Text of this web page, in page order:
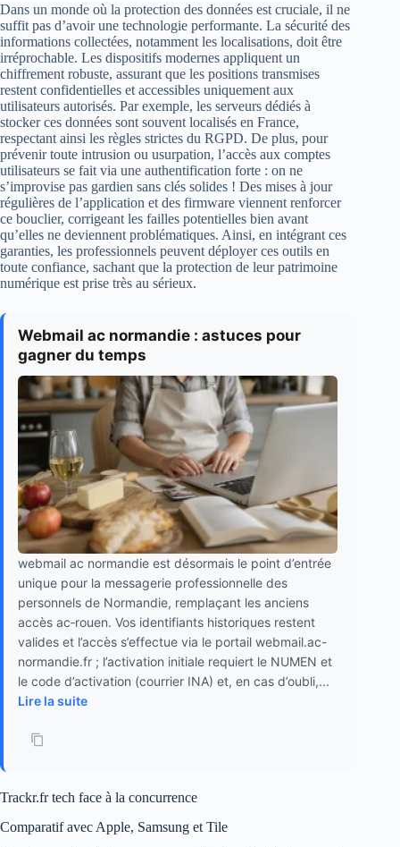
Dans un monde où la protection des données est cruciale, il ne
suffit pas d’avoir une technologie performante. La sécurité des
informations collectées, notamment les localisations, doit être
irréprochable. Les dispositifs modernes appliquent un
chiffrement robuste, assurant que les positions transmises
restent confidentielles et accessibles uniquement aux
utilisateurs autorisés. Par exemple, les serveurs dédiés à
stocker ces données sont souvent localisés en France,
respectant ainsi les règles strictes du RGPD. De plus, pour
prévenir toute intrusion ou usurpation, l’accès aux comptes
utilisateurs se fait via une authentification forte : on ne
s’improvise pas gardien sans clés solides ! Des mises à jour
régulières de l’application et des firmware viennent renforcer
ce bouclier, corrigeant les failles potentielles bien avant
qu’elles ne deviennent problématiques. Ainsi, en intégrant ces
garanties, les professionnels peuvent déployer ces outils en
toute confiance, sachant que la protection de leur patrimoine
numérique est prise très au sérieux.
Webmail ac normandie : astuces pour
gagner du temps
webmail ac normandie est désormais le point d’entrée
unique pour la messagerie professionnelle des
personnels de Normandie, remplaçant les anciens
accès ac‑rouen. Vos identifiants historiques restent
valides et l’accès s’effectue via le portail webmail.ac-
normandie.fr ; l’activation initiale requiert le NUMEN et
le code d’activation (courrier INA) et, en cas d’oubli,...
Lire la suite
Trackr.fr tech face à la concurrence
Comparatif avec Apple, Samsung et Tile